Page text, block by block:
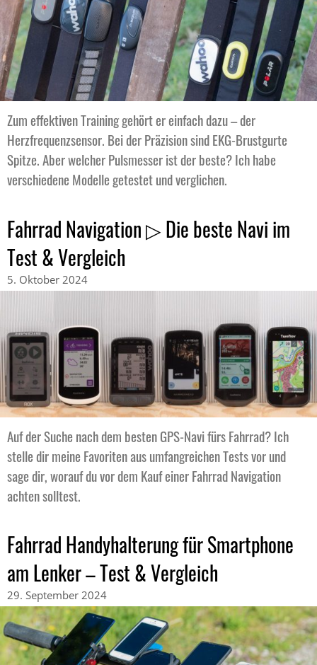
Zum effektiven Training gehört er einfach dazu – der
Herzfrequenzsensor. Bei der Präzision sind EKG-Brustgurte
Spitze. Aber welcher Pulsmesser ist der beste? Ich habe
verschiedene Modelle getestet und verglichen.
Fahrrad Navigation ▷ Die beste Navi im
Test & Vergleich
5. Oktober 2024
Auf der Suche nach dem besten GPS-Navi fürs Fahrrad? Ich
stelle dir meine Favoriten aus umfangreichen Tests vor und
sage dir, worauf du vor dem Kauf einer Fahrrad Navigation
achten solltest.
Fahrrad Handyhalterung für Smartphone
am Lenker – Test & Vergleich
29. September 2024